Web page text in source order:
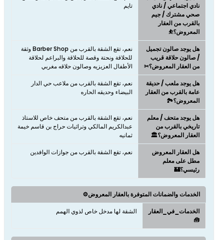
نادي اجتماعي / نادي
صحي مشترك / جيم
بالقرب من العقار
المعروض؟⛹
تايم
هل يوجد صالون تجميل
/ صالون حلاقة قريب
من العقار المعروض؟✂
نعم، تقع الشقة بالقرب من Barber Shop وثقة
للحلاقة ونحتة وقصة للحلاقة والبراعم لحلاقة
الأطفال العزيزيه وصالون حلاقه مغربي
هل يوجد ملعب / حديقة
عامة بالقرب من العقار
المعروض؟🏞️
نعم، تقع الشقة بالقرب من ملاعب حي الدار
البيضاء وحديقه الحاره
هل يوجد متحف / معلم
تاريخي بالقرب من
العقار المعروض؟🏛️
نعم، تقع الشقة بالقرب من متحف خاص للاستاذ
عبدالكريم المالكي وتراثيات حراج بن قاسم خيمة
ثمانيه
هل العقار المعروض
مطل على معلم
رئيسي؟🏰
نعم، تقع الشقة بالقرب من جوازات الوافدين
الخدمات والضمانات المتوفرة بالعقار المعروض⚙️
الخدمات_في_العقار
🧰
الشقة لها مدخل خاص لذوي الهمم